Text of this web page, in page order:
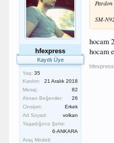
hfexpress
Kayıtlı Üye
Yaş: 35
Katılım:
21 Aralık 2018
Mesaj:
82
Alınan Beğeniler:
26
Cinsiyet:
Erkek
Ad Soyad:
volkan
Yaşadığınız Şehir:
6-ANKARA
Araç Modeli:
SM-
hocam
hocam
hfexpress